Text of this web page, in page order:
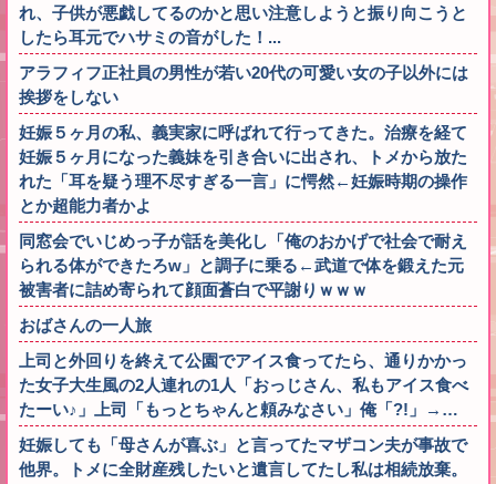
れ、子供が悪戯してるのかと思い注意しようと振り向こうと
したら耳元でハサミの音がした！...
アラフィフ正社員の男性が若い20代の可愛い女の子以外には
挨拶をしない
妊娠５ヶ月の私、義実家に呼ばれて行ってきた。治療を経て
妊娠５ヶ月になった義妹を引き合いに出され、トメから放た
れた「耳を疑う理不尽すぎる一言」に愕然←妊娠時期の操作
とか超能力者かよ
同窓会でいじめっ子が話を美化し「俺のおかげで社会で耐え
られる体ができたろw」と調子に乗る←武道で体を鍛えた元
被害者に詰め寄られて顔面蒼白で平謝りｗｗｗ
おばさんの一人旅
上司と外回りを終えて公園でアイス食ってたら、通りかかっ
た女子大生風の2人連れの1人「おっじさん、私もアイス食べ
たーい♪」上司「もっとちゃんと頼みなさい」俺「?!」→…
妊娠しても「母さんが喜ぶ」と言ってたマザコン夫が事故で
他界。トメに全財産残したいと遺言してたし私は相続放棄。